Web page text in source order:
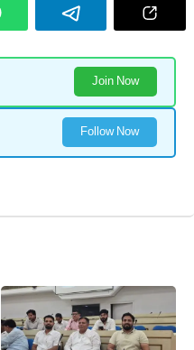
Join Now
Follow Now